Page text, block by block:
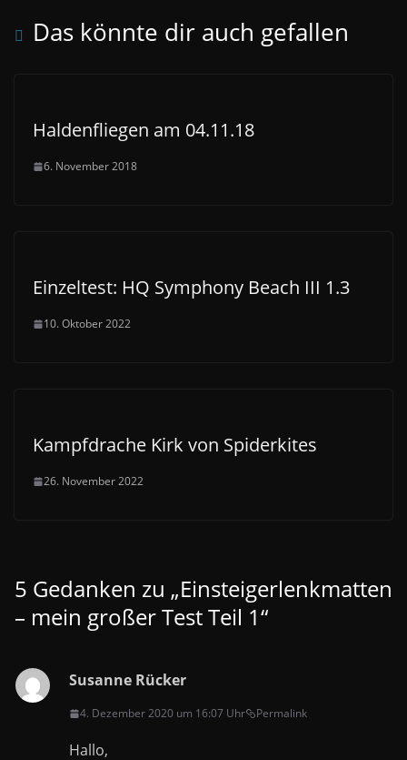
Das könnte dir auch gefallen
Haldenfliegen am 04.11.18
6. November 2018
Einzeltest: HQ Symphony Beach III 1.3
10. Oktober 2022
Kampfdrache Kirk von Spiderkites
26. November 2022
5 Gedanken zu „Einsteigerlenkmatten
– mein großer Test Teil 1“
Susanne Rücker
4. Dezember 2020 um 16:07 Uhr Permalink
Hallo,